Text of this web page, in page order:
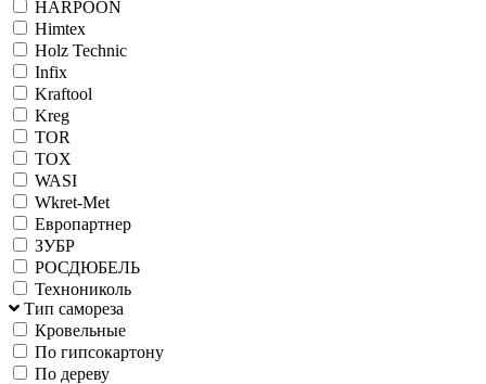
HARPOON
Himtex
Holz Technic
Infix
Kraftool
Kreg
TOR
TOX
WASI
Wkret-Met
Европартнер
ЗУБР
РОСДЮБЕЛЬ
Технониколь
Тип самореза
Кровельные
По гипсокартону
По дереву